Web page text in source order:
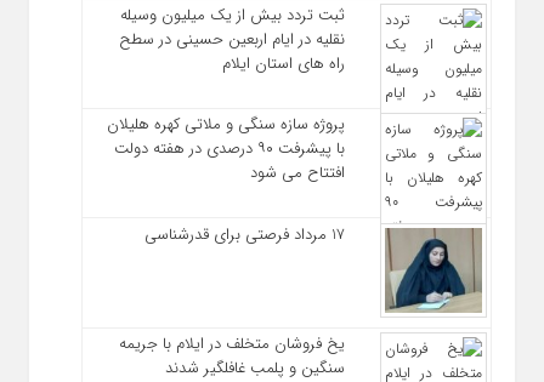
ثبت تردد بیش از یک میلیون وسیله
نقلیه در ایام اربعین حسینی در سطح
راه‌ های استان ایلام
پروژه سازه سنگی و ملاتی کهره هلیلان
با پیشرفت ۹۰ درصدی در هفته دولت
افتتاح می شود
17 مرداد فرصتی برای قدرشناسی
یخ‌ فروشان متخلف در ایلام با جریمه
سنگین و پلمب غافلگیر شدند